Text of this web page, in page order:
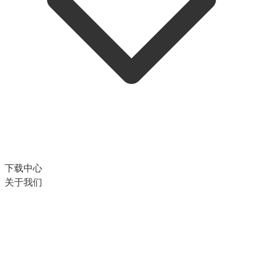
下载中心
关于我们